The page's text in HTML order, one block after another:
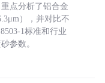
点分析了铝合金
），并对比不
1标准和行业
参数。